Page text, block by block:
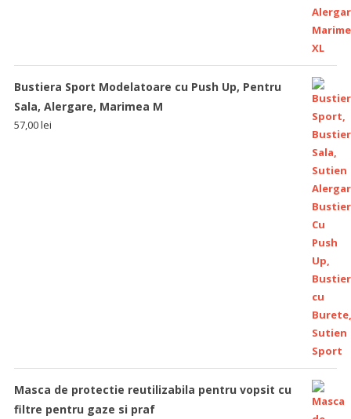
Bustiera Sport Modelatoare cu Push Up, Pentru
Sala, Alergare, Marimea M
57,00lei
Masca de protectie reutilizabila pentru vopsit cu
filtre pentru gaze si praf